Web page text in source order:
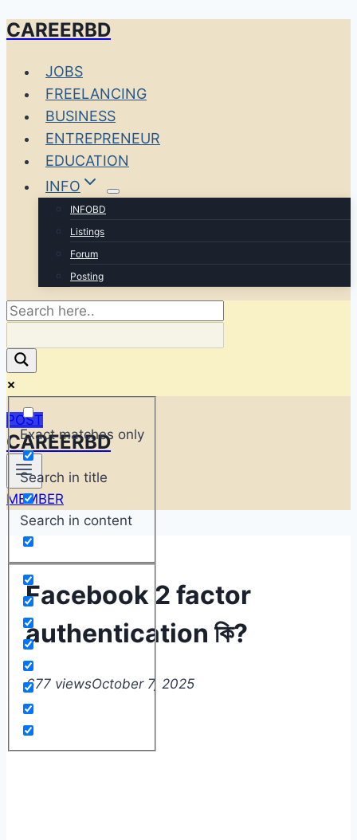
Skip
content
CAREERBD
JOBS
FREELANCING
BUSINESS
ENTREPRENEUR
EDUCATION
INFO
INFOBD
Listings
Forum
Posting
Exact matches only
Search in title
Search in content
POST
CAREERBD
MEMBER
Facebook 2 factor
authentication কি?
677 viewsOctober 7, 2025